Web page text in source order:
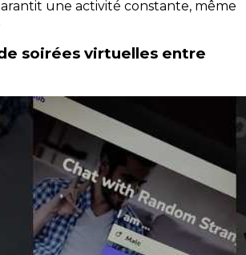
une activité constante, même
soirées virtuelles entre